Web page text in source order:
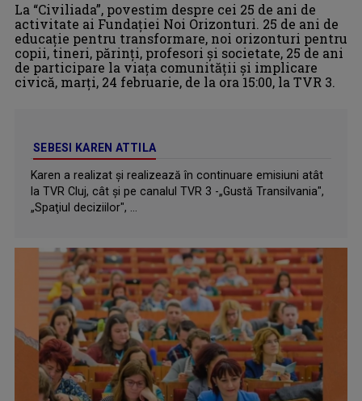
La “Civiliada”, povestim despre cei 25 de ani de
activitate ai Fundației Noi Orizonturi. 25 de ani de
educație pentru transformare, noi orizonturi pentru
copii, tineri, părinți, profesori și societate, 25 de ani
de participare la viața comunității și implicare
civică, marți, 24 februarie, de la ora 15:00, la TVR 3.
SEBESI KAREN ATTILA
Karen a realizat şi realizează în continuare emisiuni atât
la TVR Cluj, cât şi pe canalul TVR 3 -„Gustă Transilvania",
„Spaţiul deciziilor", ...